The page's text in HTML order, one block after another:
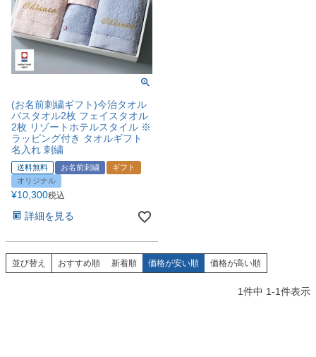
(お名前刺繍ギフト)今治タオル
バスタオル2枚 フェイスタオル
2枚 リゾートホテルスタイル ※
ラッピング付き タオルギフト
名入れ 刺繍
送料無料 お名前刺繍
ギフト
オリジナル
¥10,300税込
詳細を見る
並び替え おすすめ順 新着順 価格が安い順 価格が高い順
1件中 1-1件表示